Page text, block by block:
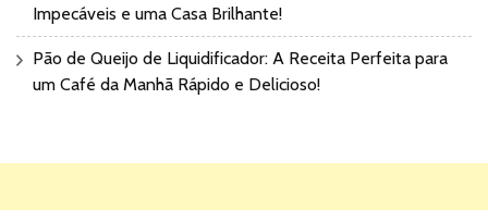
Impecáveis e uma Casa Brilhante!
Pão de Queijo de Liquidificador: A Receita Perfeita para
um Café da Manhã Rápido e Delicioso!